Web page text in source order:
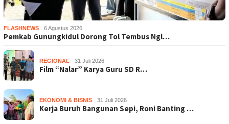
FLASHNEWS 6 Agustus 2026
Pemkab Gunungkidul Dorong Tol Tembus Ngl…
REGIONAL 31 Juli 2026
Film “Nalar” Karya Guru SD R…
EKONOMI & BISNIS 31 Juli 2026
Kerja Buruh Bangunan Sepi, Roni Banting …